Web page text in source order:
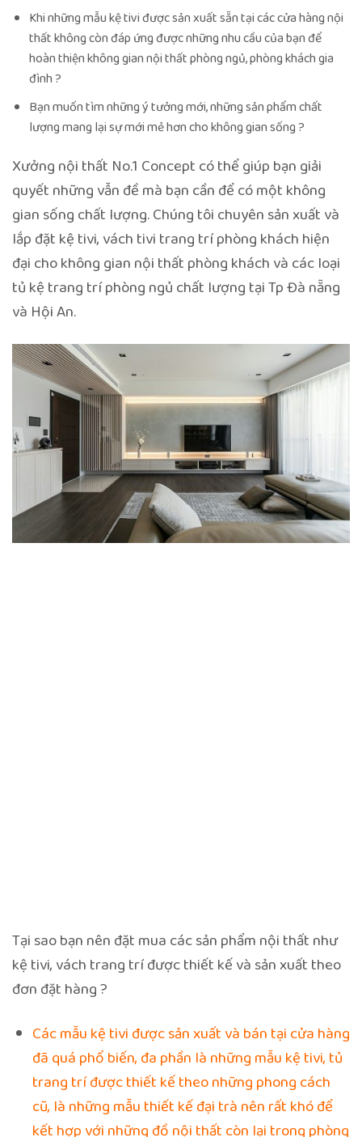
Khi những mẫu kệ tivi được sản xuất sẵn tại các cửa hàng nội
thất không còn đáp ứng được những nhu cầu của bạn để
hoàn thiện không gian nội thất phòng ngủ, phòng khách gia
đình ?
Bạn muốn tìm những ý tưởng mới, những sản phẩm chất
lượng mang lại sự mới mẻ hơn cho không gian sống ?
Xưởng nội thất No.1 Concept có thể giúp bạn giải
quyết những vẫn đề mà bạn cần để có một không
gian sống chất lượng. Chúng tôi chuyên sản xuất và
lắp đặt kệ tivi, vách tivi trang trí phòng khách hiện
đại cho không gian nội thất phòng khách và các loại
tủ kệ trang trí phòng ngủ chất lượng tại Tp Đà nẵng
và Hội An.
Tại sao bạn nên đặt mua các sản phẩm nội thất như
kệ tivi, vách trang trí được thiết kế và sản xuất theo
đơn đặt hàng ?
Các mẫu kệ tivi được sản xuất và bán tại cửa hàng
đã quá phổ biến, đa phần là những mẫu kệ tivi, tủ
trang trí được thiết kế theo những phong cách
cũ, là những mẫu thiết kế đại trà nên rất khó để
kết hợp với những đồ nội thất còn lại trong phòng